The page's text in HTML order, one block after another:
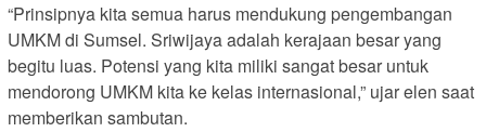
“Prinsipnya kita semua harus mendukung pengembangan
UMKM di Sumsel. Sriwijaya adalah kerajaan besar yang
begitu luas. Potensi yang kita miliki sangat besar untuk
mendorong UMKM kita ke kelas internasional,” ujar elen saat
memberikan sambutan.